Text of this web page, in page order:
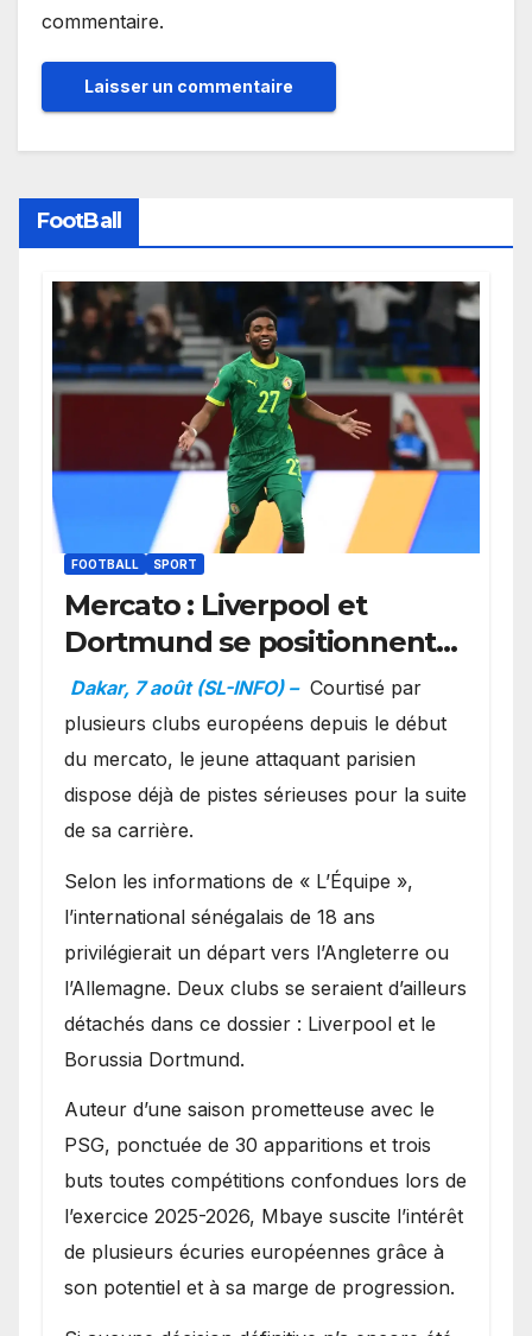
commentaire.
FootBall
FOOTBALL SPORT
Mercato : Liverpool et
Dortmund se positionnent
en favoris pour recruter
Ibrahim Mbaye
Dakar, 7 août (SL-INFO) – Courtisé par
plusieurs clubs européens depuis le début
du mercato, le jeune attaquant parisien
dispose déjà de pistes sérieuses pour la suite
de sa carrière.
Selon les informations de « L’Équipe »,
l’international sénégalais de 18 ans
privilégierait un départ vers l’Angleterre ou
l’Allemagne. Deux clubs se seraient d’ailleurs
détachés dans ce dossier : Liverpool et le
Borussia Dortmund.
Auteur d’une saison prometteuse avec le
PSG, ponctuée de 30 apparitions et trois
buts toutes compétitions confondues lors de
l’exercice 2025-2026, Mbaye suscite l’intérêt
de plusieurs écuries européennes grâce à
son potentiel et à sa marge de progression.